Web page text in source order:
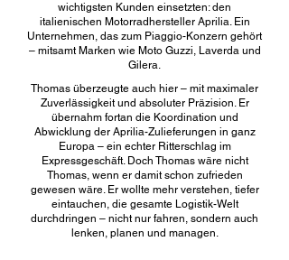
wichtigsten Kunden einsetzten: den
italienischen Motorradhersteller Aprilia. Ein
Unternehmen, das zum Piaggio-Konzern gehört
– mitsamt Marken wie Moto Guzzi, Laverda und
Gilera.
Thomas überzeugte auch hier – mit maximaler
Zuverlässigkeit und absoluter Präzision. Er
übernahm fortan die Koordination und
Abwicklung der Aprilia-Zulieferungen in ganz
Europa – ein echter Ritterschlag im
Expressgeschäft. Doch Thomas wäre nicht
Thomas, wenn er damit schon zufrieden
gewesen wäre. Er wollte mehr verstehen, tiefer
eintauchen, die gesamte Logistik-Welt
durchdringen – nicht nur fahren, sondern auch
lenken, planen und managen.